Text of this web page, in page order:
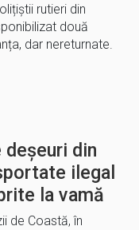
rutieri din
două
dar nereturnate.
din
ilegal
la vamă
de Coastă, în